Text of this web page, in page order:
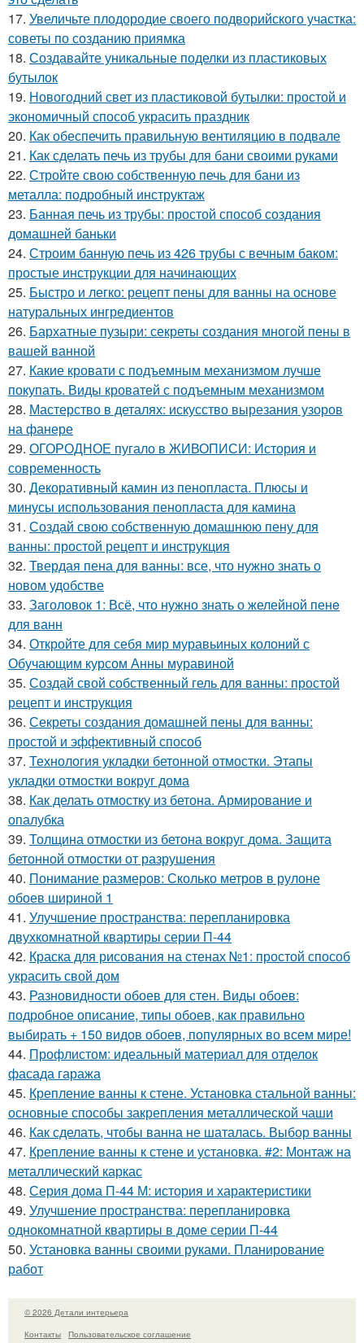
17. Увеличьте плодородие своего подворийского участка:
советы по созданию приямка
18. Создавайте уникальные поделки из пластиковых
бутылок
19. Новогодний свет из пластиковой бутылки: простой и
экономичный способ украсить праздник
20. Как обеспечить правильную вентиляцию в подвале
21. Как сделать печь из трубы для бани своими руками
22. Стройте свою собственную печь для бани из
металла: подробный инструктаж
23. Банная печь из трубы: простой способ создания
домашней баньки
24. Строим банную печь из 426 трубы с вечным баком:
простые инструкции для начинающих
25. Быстро и легко: рецепт пены для ванны на основе
натуральных ингредиентов
26. Бархатные пузыри: секреты создания многой пены в
вашей ванной
27. Какие кровати с подъемным механизмом лучше
покупать. Виды кроватей с подъемным механизмом
28. Мастерство в деталях: искусство вырезания узоров
на фанере
29. ОГОРОДНОЕ пугало в ЖИВОПИСИ: История и
современность
30. Декоративный камин из пенопласта. Плюсы и
минусы использования пенопласта для камина
31. Создай свою собственную домашнюю пену для
ванны: простой рецепт и инструкция
32. Твердая пена для ванны: все, что нужно знать о
новом удобстве
33. Заголовок 1: Всё, что нужно знать о желейной пенe
для ванн
34. Откройте для себя мир муравьиных колоний с
Обучающим курсом Анны муравиной
35. Создай свой собственный гель для ванны: простой
рецепт и инструкция
36. Секреты создания домашней пены для ванны:
простой и эффективный способ
37. Технология укладки бетонной отмостки. Этапы
укладки отмостки вокруг дома
38. Как делать отмостку из бетона. Армирование и
опалубка
39. Толщина отмостки из бетона вокруг дома. Защита
бетонной отмостки от разрушения
40. Понимание размеров: Сколько метров в рулоне
обоев шириной 1
41. Улучшение пространства: перепланировка
двухкомнатной квартиры серии П-44
42. Краска для рисования на стенах №1: простой способ
украсить свой дом
43. Разновидности обоев для стен. Виды обоев:
подробное описание, типы обоев, как правильно
выбирать + 150 видов обоев, популярных во всем мире!
44. Профлистом: идеальный материал для отделок
фасада гаража
45. Крепление ванны к стене. Установка стальной ванны:
основные способы закрепления металлической чаши
46. Как сделать, чтобы ванна не шаталась. Выбор ванны
47. Крепление ванны к стене и установка. #2: Монтаж на
металлический каркас
48. Серия дома П-44 М: история и характеристики
49. Улучшение пространства: перепланировка
однокомнатной квартиры в доме серии П-44
50. Установка ванны своими руками. Планирование
работ
© 2026 Детали интерьера
Контакты
Пользовательское соглашение